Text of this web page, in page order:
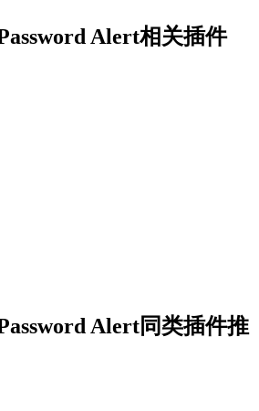
Alert相关插件
Alert同类插件推